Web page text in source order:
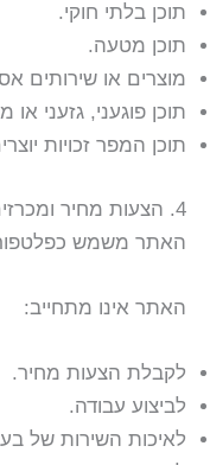
תוכן בלתי חוקי.
תוכן מטעה.
מוצרים או שירותים
תוכן פוגעני, גזעני או
תוכן המפר זכויות
4. הצעות מחיר ומכרזים
האתר משמש
האתר אינו מתחייב:
לקבלת הצעות מחיר.
לביצוע עבודה.
לאיכות השירות של